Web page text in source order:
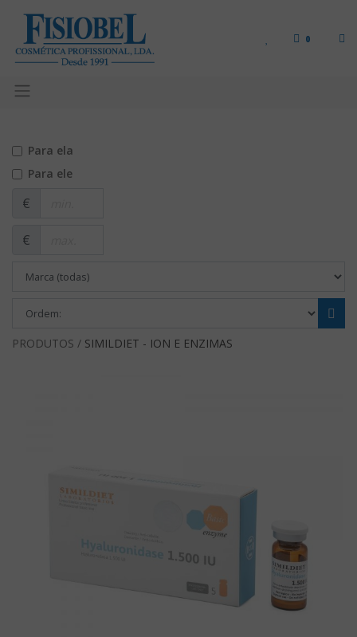
0
Para ela
Para ele
€
€
PRODUTOS / SIMILDIET - ION E ENZIMAS